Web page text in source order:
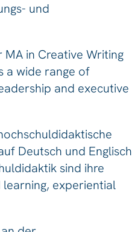
und
in Creative Writing
a wide range of
and executive
Deutsch und Englisch
sind ihre
experiential